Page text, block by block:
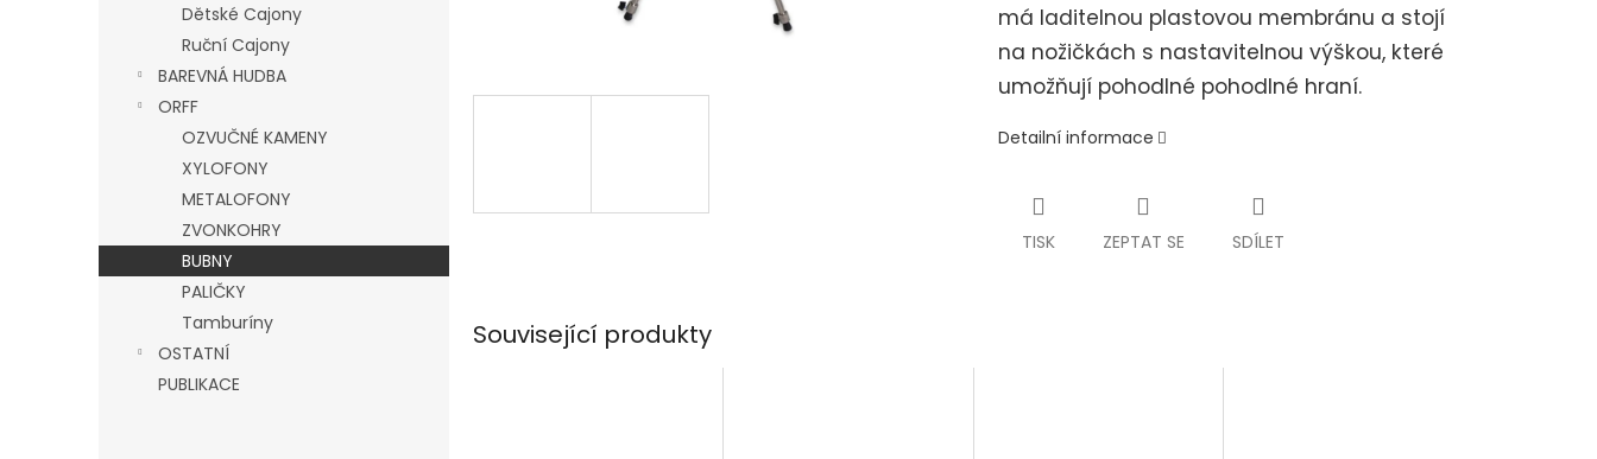
Dětské Cajony
Ruční Cajony
BAREVNÁ HUDBA
ORFF
OZVUČNÉ KAMENY
XYLOFONY
METALOFONY
ZVONKOHRY
BUBNY
PALIČKY
Tamburíny
OSTATNÍ
PUBLIKACE
má laditelnou plastovou membránu a stojí
na nožičkách s nastavitelnou výškou, které
umožňují pohodlné pohodlné hraní.
Detailní informace
TISK ZEPTAT SE SDÍLET
Související produkty